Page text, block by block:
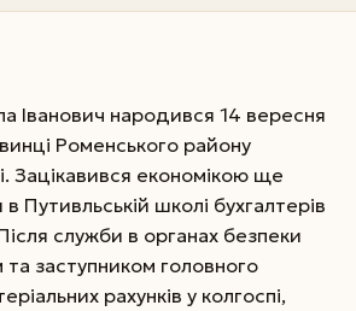
Іванович народився 14 вересня
Роменського району
Зацікавився економікою ще
Путивльській школі бухгалтерів
служби в органах безпеки
та заступником головного
рахунків у колгоспі,